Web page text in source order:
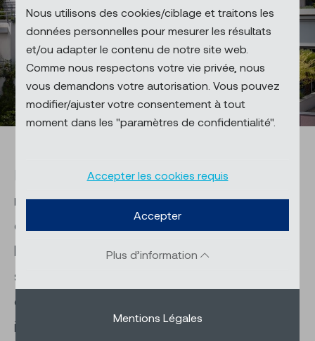
Nous utilisons des cookies/ciblage et traitons les
données personnelles pour mesurer les résultats
et/ou adapter le contenu de notre site web.
Comme nous respectons votre vie privée, nous
vous demandons votre autorisation. Vous pouvez
modifier/ajuster votre consentement à tout
moment dans les "paramètres de confidentialité".
Accepter les cookies requis
Accepter
Plus d’information
Mentions Légales
La marquise à cassette cubique constitue
notre contribution à une construction
élégante et moderne. Elle brille par ses
lignes limpides, son apparence noble et
ses éléments de fixation entièrement
dissimulés. La cassette protège
intégralement la toile de la pluie, du vent et